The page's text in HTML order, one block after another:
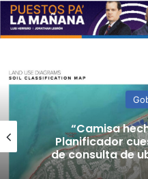
“Camisa
Planificador
de consulta de